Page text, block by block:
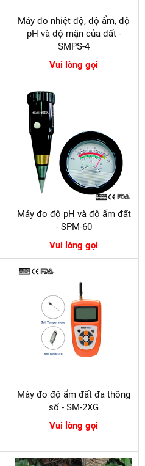
Máy đo nhiệt độ, độ ẩm, độ
pH và độ mặn của đất -
SMPS-4
Vui lòng gọi
Máy đo độ pH và độ ẩm đất
- SPM-60
Vui lòng gọi
Máy đo độ ẩm đất đa thông
số - SM-2XG
Vui lòng gọi